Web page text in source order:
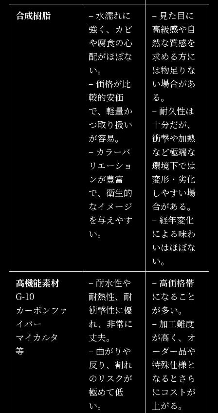
合成樹脂
– 水濡れに
強く、カビ
や腐食の心
配がほぼな
い。
– 価格が比
較的安価
で、軽量か
つ取り扱い
が容易。
– カラーバ
リエーショ
ンが豊富
で、衛生的
なイメージ
を与えやす
い。
– 見た目に
高級感や自
然な質感を
求める方に
は物足りな
い場合があ
る。
– 耐久性は
十分だが、
衝撃や加熱
など極端な
環境下では
変形・劣化
しやすい場
合がある。
– 経年変化
による味わ
いはほぼな
い。
高機能素材
G-10
カーボンファ
イバー
マイカルタ
等
– 耐水性や
耐熱性、耐
衝撃性に優
れ、非常に
丈夫。
– 曲がりや
反り、割れ
のリスクが
極めて低
い。
– 高価格帯
になること
が多い。
– 加工難度
が高く、オ
ーダー品や
特殊仕様と
なるとさら
にコストが
上がる。